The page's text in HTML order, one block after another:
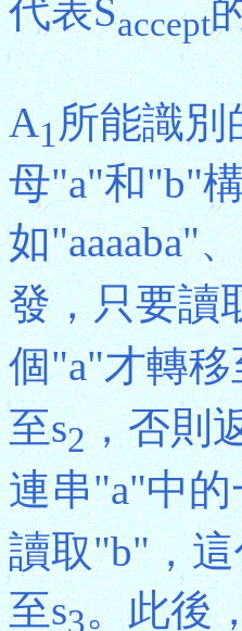
代表Saccept
A1所能識別
母"a"和"b"
如"aaaaba"
發，只要讀
個"a"才轉移
至s2，否則
連串"a"中
讀取"b"，
至s3。此後